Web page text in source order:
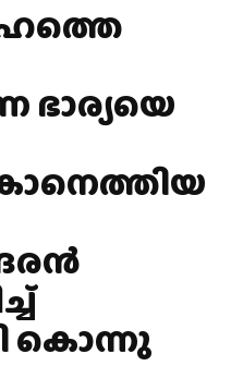
ഭാര്യയെ
കൊന്നു